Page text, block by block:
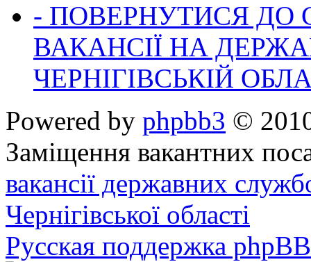
- ПОВЕРНУТИСЯ ДО
ВАКАНСІЇ НА
ЧЕРНІГІВСЬКІЙ
Powered by phpbb3 ©
Заміщення вакантних
вакансії державних
Чернігівської області
Русская поддержка phpBB